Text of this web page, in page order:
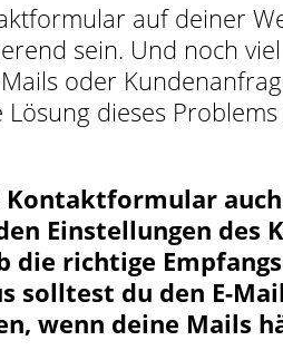
auf deiner
sein. Und noch
oder
Lösung dieses
Kontaktformular
Einstellungen des
die richtige
solltest du den E-
wenn deine Mails